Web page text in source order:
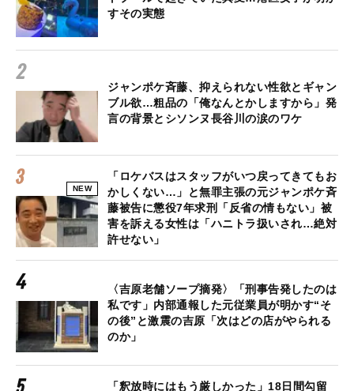
すその実態
ジャンポケ斉藤、抑えられない性欲とギャン
ブル欲…粗品の「俺なんとかしますから」発
言の背景とシソンヌ長谷川の涙のワケ
NEW
「ロケバスはスタッフがいつ戻ってきてもお
かしくない…」と無罪主張の元ジャンポケ斉
藤被告に懲役7年求刑「反省の情もない」被
害を訴える女性は「ハニトラ扱いされ…絶対
許せない」
〈吉原老舗ソープ摘発〉「刑事告発したのは
私です」内部通報した元従業員が明かす“そ
の後”と激震の吉原「次はどの店がやられる
のか」
「釈放時にはもう厳しかった」18日間勾留